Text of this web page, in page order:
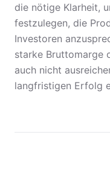
die nötige Klarheit,
festzulegen, die
Investoren
starke Bruttomarge
auch nicht
langfristigen Erfolg